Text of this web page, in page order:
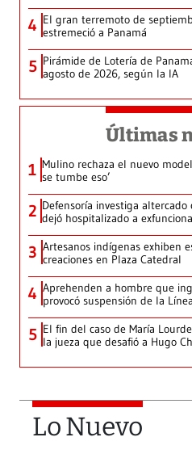
4 El gran terremoto de
estremeció a Panamá
5 Pirámide de Lotería de
agosto de 2026, según la IA
Últimas
1 Mulino rechaza el nuevo
se tumbe eso’
2 Defensoría investiga
dejó hospitalizado a
3 Artesanos indígenas exhiben
creaciones en Plaza Catedral
4 Aprehenden a hombre que
provocó suspensión de la
5 El fin del caso de María
la jueza que desafió a Hugo
Lo Nuevo